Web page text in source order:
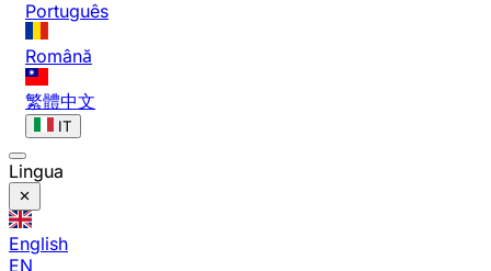
Português
Română
繁體中文
IT
Lingua
English
EN